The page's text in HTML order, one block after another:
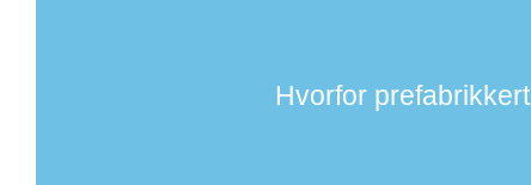
Hvorfor prefabrikkert
Færre underentreprenører